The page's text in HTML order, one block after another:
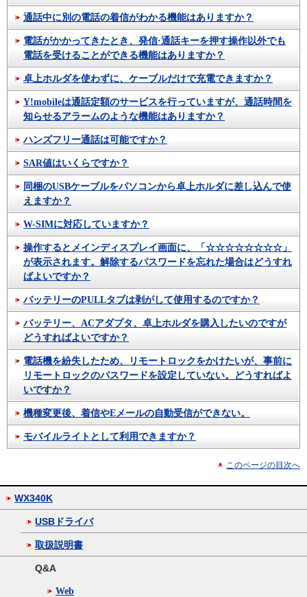
通話中に別の電話の着信がわかる機能はありますか？
電話がかかってきたとき、発信·通話キーを押す操作以外でも
電話を受けることができる機能はありますか？
卓上ホルダを使わずに、ケーブルだけで充電できますか？
Y!mobileは通話定額のサービスを行っていますが、通話時間を
知らせるアラームのような機能はありますか？
ハンズフリー通話は可能ですか？
SAR値はいくらですか？
同梱のUSBケーブルをパソコンから卓上ホルダに差し込んで使
えますか？
W-SIMに対応していますか？
操作するとメインディスプレイ画面に、「☆☆☆☆☆☆☆☆」
が表示されます。解除するパスワードを忘れた場合はどうすれ
ばよいですか？
バッテリーのPULLタブは剥がして使用するのですか？
バッテリー、ACアダプタ、卓上ホルダを購入したいのですが
どうすればよいですか？
電話機を紛失したため、リモートロックをかけたいが、事前に
リモートロックのパスワードを設定していない。どうすればよ
いですか？
機種変更後、着信やEメールの自動受信ができない。
モバイルライトとして利用できますか？
このページの目次へ
WX340K
USBドライバ
取扱説明書
Q&A
Web